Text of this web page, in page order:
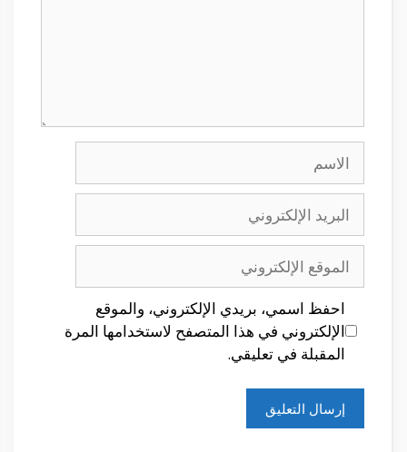
الاسم
البريد
الإلكتروني
الموقع
الإلكتروني
احفظ اسمي، بريدي الإلكتروني، والموقع
الإلكتروني في هذا المتصفح لاستخدامها المرة
المقبلة في تعليقي.